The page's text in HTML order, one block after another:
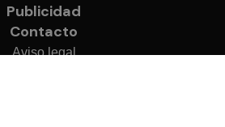
Publicidad
Contacto
Aviso legal